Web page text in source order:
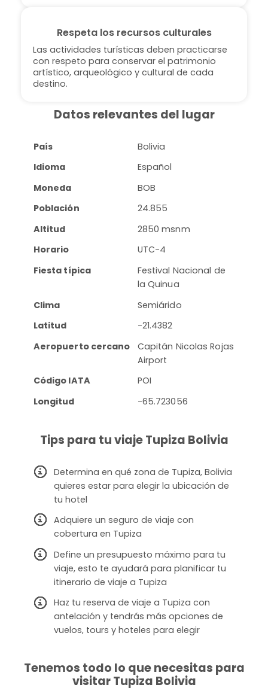
Respeta los recursos culturales
Las actividades turísticas deben practicarse
con respeto para conservar el patrimonio
artístico, arqueológico y cultural de cada
destino.
Datos relevantes del lugar
País
Bolivia
Idioma
Español
Moneda
BOB
Población
24.855
Altitud
2850 msnm
Horario
UTC-4
Fiesta típica
Festival Nacional de
la Quinua
Clima
Semiárido
Latitud
-21.4382
Aeropuerto cercano
Capitán Nicolas Rojas
Airport
Código IATA
POI
Longitud
-65.723056
Tips para tu viaje Tupiza Bolivia
Determina en qué zona de Tupiza, Bolivia
quieres estar para elegir la ubicación de
tu hotel
Adquiere un seguro de viaje con
cobertura en Tupiza
Define un presupuesto máximo para tu
viaje, esto te ayudará para planificar tu
itinerario de viaje a Tupiza
Haz tu reserva de viaje a Tupiza con
antelación y tendrás más opciones de
vuelos, tours y hoteles para elegir
Tenemos todo lo que necesitas para
visitar Tupiza Bolivia